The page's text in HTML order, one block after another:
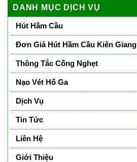
DANH MỤC DỊCH VỤ
Hút Hầm Cầu
Đơn Giá Hút Hầm Cầu Kiên Giang
Thông Tắc Cống Nghẹt
Nạo Vét Hố Ga
Dịch Vụ
Tin Tức
Liên Hệ
Giới Thiệu